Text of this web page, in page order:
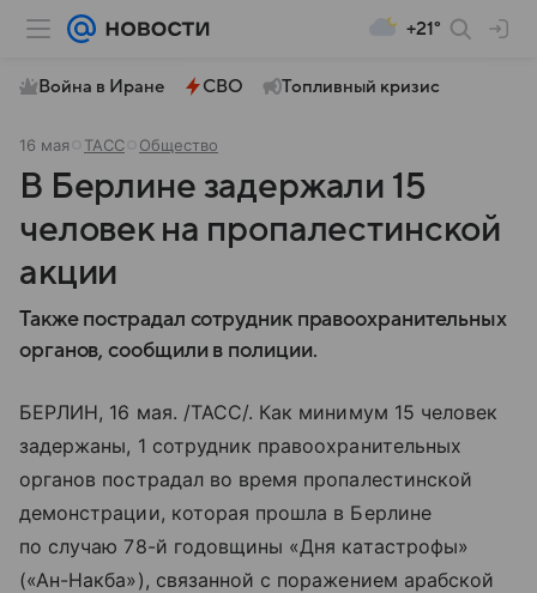
+21°
Война в Иране СВО Топливный кризис
16 мая ТАСС Общество
В Берлине задержали 15
человек на пропалестинской
акции
Также пострадал сотрудник правоохранительных
органов, сообщили в полиции.
БЕРЛИН, 16 мая. /ТАСС/. Как минимум 15 человек
задержаны, 1 сотрудник правоохранительных
органов пострадал во время пропалестинской
демонстрации, которая прошла в Берлине
по случаю 78-й годовщины «Дня катастрофы»
(«Ан-Накба»), связанной с поражением арабской